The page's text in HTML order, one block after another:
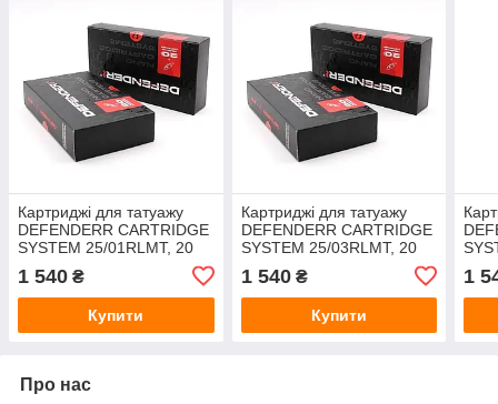
Картриджі для татуажу
DEFENDERR CARTRIDGE
SYSTEM 25/01RLMT, 20
1 540 ₴
Купити
Картриджі для татуажу
DEFENDERR CARTRIDGE
SYSTEM 25/03RLMT, 20
1 540₴
Купити
1
Про нас